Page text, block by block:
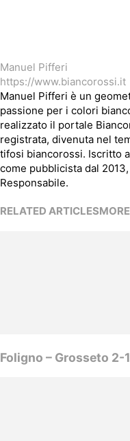
Manuel Pifferi
https://www.biancorossi.it
Manuel Pifferi è un
passione per i colori
realizzato il portale
registrata, divenuta nel
tifosi biancorossi. Iscritto
come pubblicista dal
Responsabile.
RELATED ARTICLES
Foligno – Grosseto 2-